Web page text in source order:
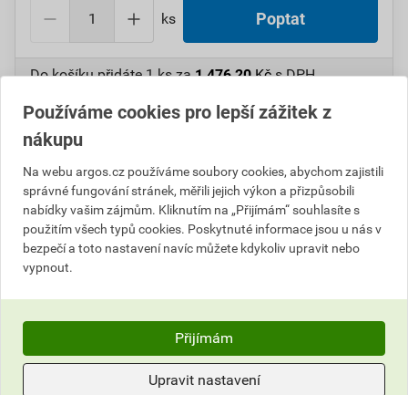
ks Poptat
Do košíku přidáte1 ksza1 476,20Kčs DPH
Číslo položky:
Popis
Cimco
Hodnocení
Používáme cookies pro lepší zážitek z
nákupu
Na webu argos.cz používáme soubory cookies, abychom zajistili
správné fungování stránek, měřili jejich výkon a přizpůsobili
nabídky vašim zájmům. Kliknutím na „Přijímám“ souhlasíte s
použitím všech typů cookies. Poskytnuté informace jsou u nás v
bezpečí a toto nastavení navíc můžete kdykoliv upravit nebo
vypnout.
Přijímám
Upravit nastavení